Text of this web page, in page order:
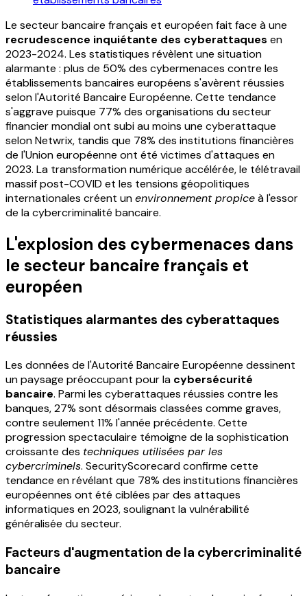
Le secteur bancaire français et européen fait face à une
recrudescence inquiétante des cyberattaques en
2023-2024. Les statistiques révèlent une situation
alarmante : plus de 50% des cybermenaces contre les
établissements bancaires européens s'avèrent réussies
selon l'Autorité Bancaire Européenne. Cette tendance
s'aggrave puisque 77% des organisations du secteur
financier mondial ont subi au moins une cyberattaque
selon Netwrix, tandis que 78% des institutions financières
de l'Union européenne ont été victimes d'attaques en
2023. La transformation numérique accélérée, le télétravail
massif post-COVID et les tensions géopolitiques
internationales créent unenvironnement propiceà l'essor
de la cybercriminalité bancaire.
L'explosion des cybermenaces dans
le secteur bancaire français et
européen
Statistiques alarmantes des cyberattaques
réussies
Les données de l'Autorité Bancaire Européenne dessinent
un paysage préoccupant pour la cybersécurité
bancaire. Parmi les cyberattaques réussies contre les
banques, 27% sont désormais classées comme graves,
contre seulement 11% l'année précédente. Cette
progression spectaculaire témoigne de la sophistication
croissante des techniques utilisées par les
cybercriminels. SecurityScorecard confirme cette
tendance en révélant que 78% des institutions financières
européennes ont été ciblées par des attaques
informatiques en 2023, soulignant la vulnérabilité
généralisée du secteur.
Facteurs d'augmentation de la cybercriminalité
bancaire